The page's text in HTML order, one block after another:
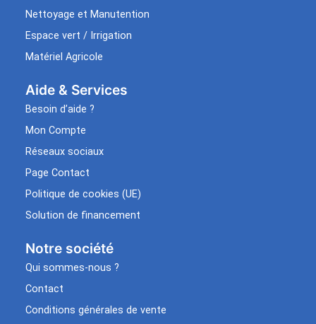
Nettoyage et Manutention
Espace vert / Irrigation
Matériel Agricole
Aide & Services​
Besoin d’aide ?
Mon Compte
Réseaux sociaux
Page Contact
Politique de cookies (UE)
Solution de financement
Notre société
Qui sommes-nous ?
Contact
Conditions générales de vente